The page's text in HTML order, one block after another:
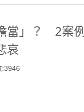
當」？ 2案
哀
:3946